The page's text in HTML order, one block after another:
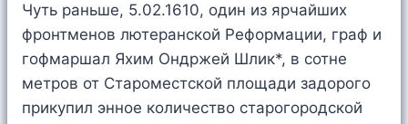
Чуть раньше, 5.02.1610, один из ярчайших
фронтменов лютеранской Реформации, граф и
гофмаршал Яхим Ондржей Шлик*, в сотне
метров от Староместской площади задорого
прикупил энное количество старогородской